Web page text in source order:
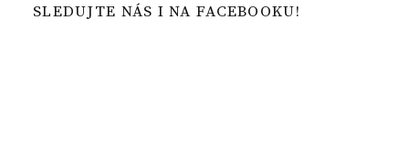
SLEDUJTE NÁS I NA FACEBOOKU!